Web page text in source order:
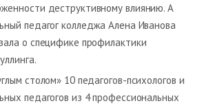
деструктивному влиянию. А
педагог колледжа Алена Иванова
о специфике профилактики
столом» 10 педагогов-психологов и
педагогов из 4 профессиональных